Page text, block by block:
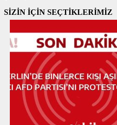
SİZİN İÇİN SEÇTİKLERİMİZ